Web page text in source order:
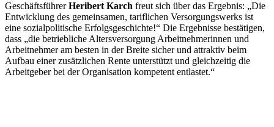
GeschäftsführerHeribert Karch freut sich über das Ergebnis: „Die
Entwicklung des gemeinsamen, tariflichen Versorgungswerks ist
eine sozialpolitische Erfolgsgeschichte!“ Die Ergebnisse bestätigen,
dass „die betriebliche Altersversorgung Arbeitnehmerinnen und
Arbeitnehmer am besten in der Breite sicher und attraktiv beim
Aufbau einer zusätzlichen Rente unterstützt und gleichzeitig die
Arbeitgeber bei der Organisation kompetent entlastet.“